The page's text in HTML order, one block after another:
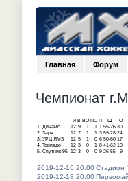
Главная Форум
Чемпионат
И В ВО ПО П
О
1.
Динамо 12 9 1 1 1 55-26 30
2. Заря 12 7 1 1 3 59-28 24
3. УРЦ ЯМЗ 12 5 1 0 6 50-60 17
4. Торпедо 12 3 0 1 8 41-62 10
5. Спутник 95 12 3 0 0 9 26-55 9
2019-12-16 20:00Стадион
2019-12-18 20:00